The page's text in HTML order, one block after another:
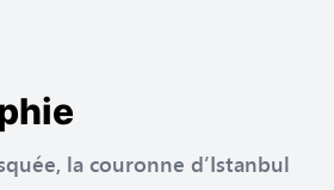
la couronne d’Istanbul